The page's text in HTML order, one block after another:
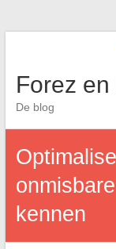
Forez
De blog
kennen